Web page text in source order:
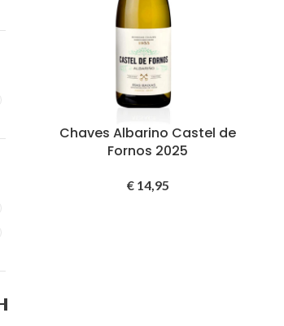
Chaves Albarino Castel de
Fornos 2025
€14,95